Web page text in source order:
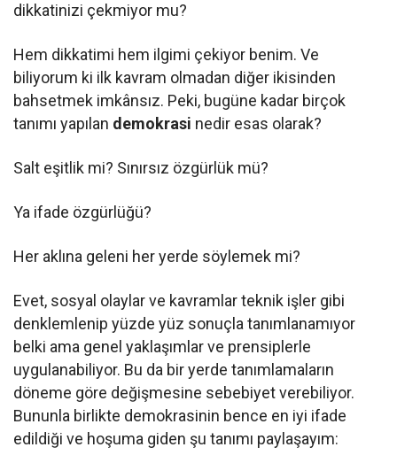
dikkatinizi çekmiyor mu?
Hem dikkatimi hem ilgimi çekiyor benim. Ve
biliyorum ki ilk kavram olmadan diğer ikisinden
bahsetmek imkânsız. Peki, bugüne kadar birçok
tanımı yapılan demokrasi nedir esas olarak?
Salt eşitlik mi? Sınırsız özgürlük mü?
Ya ifade özgürlüğü?
Her aklına geleni her yerde söylemek mi?
Evet, sosyal olaylar ve kavramlar teknik işler gibi
denklemlenip yüzde yüz sonuçla tanımlanamıyor
belki ama genel yaklaşımlar ve prensiplerle
uygulanabiliyor. Bu da bir yerde tanımlamaların
döneme göre değişmesine sebebiyet verebiliyor.
Bununla birlikte demokrasinin bence en iyi ifade
edildiği ve hoşuma giden şu tanımı paylaşayım: